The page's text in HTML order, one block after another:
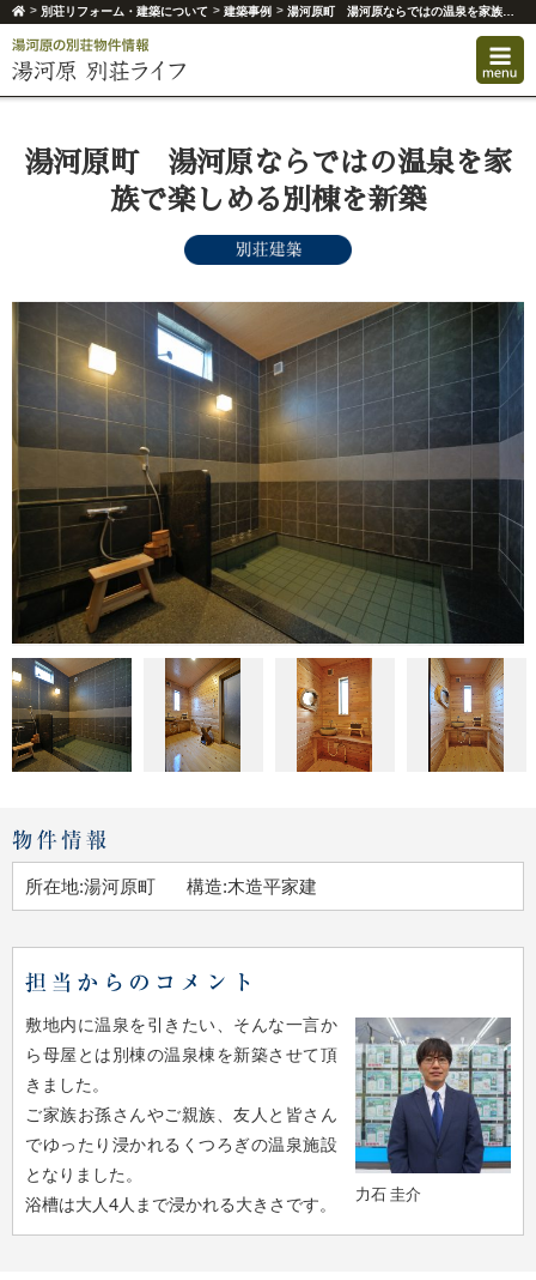
> 別荘リフォーム・建築について >建築事例 >湯河原町 湯河原ならではの温泉を家族で楽しめる別棟を新築
湯河原町 湯河原ならではの温泉を家
族で楽しめる別棟を新築
所在地:湯河原町 構造:木造平家建
力石 圭介
敷地内に温泉を引きたい、そんな一言か
ら母屋とは別棟の温泉棟を新築させて頂
きました。
ご家族お孫さんやご親族、友人と皆さん
でゆったり浸かれるくつろぎの温泉施設
となりました。
浴槽は大人4人まで浸かれる大きさです。